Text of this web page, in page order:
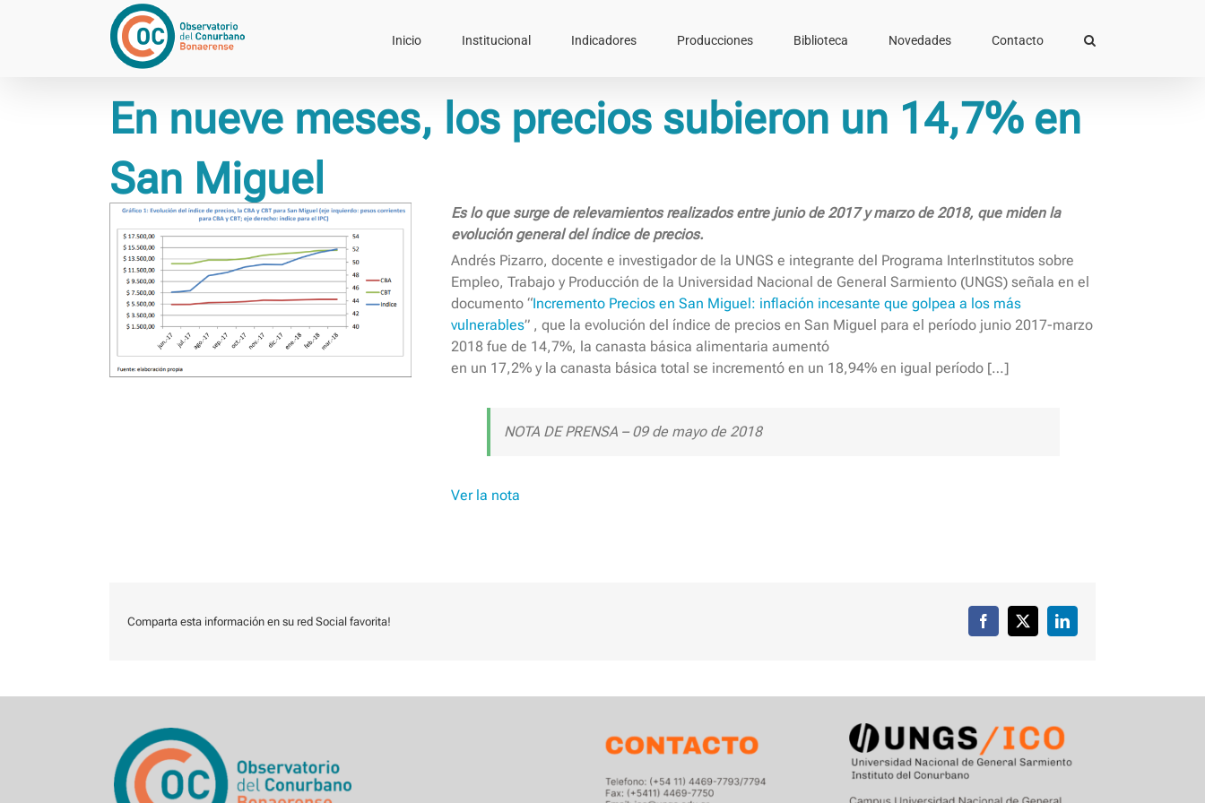
Inicio Institucional Indicadores Producciones Biblioteca Novedades Contacto
En nueve meses, los precios subieron un 14,7% en
San Miguel
Es lo que surge de relevamientos realizados entre junio de 2017 y marzo de 2018, que miden la
evolución general del índice de precios.
Andrés Pizarro, docente e investigador de la UNGS e integrante del Programa InterInstitutos sobre
Empleo, Trabajo y Producción de la Universidad Nacional de General Sarmiento (UNGS) señala en el
documento “Incremento Precios en San Miguel: inflación incesante que golpea a los más
vulnerables” , que la evolución del índice de precios en San Miguel para el período junio 2017-marzo
2018 fue de 14,7%, la canasta básica alimentaria aumentó
en un 17,2% y la canasta básica total se incrementó en un 18,94% en igual período […]
NOTA DE PRENSA – 09 de mayo de 2018
Ver la nota
Comparta esta información en su red Social favorita! Facebook
X LinkedIn